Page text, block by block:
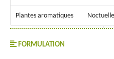
Plantes aromatiques
FORMULATION